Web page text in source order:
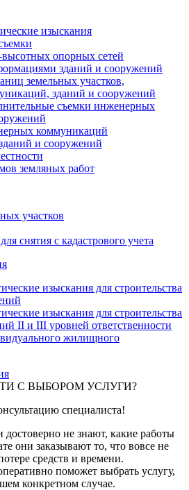
изыскания
опорных сетей
зданий и сооружений
земельных участков,
зданий и сооружений
съемки инженерных
коммуникаций
и сооружений
земляных работ
участков
снятия с кадастрового учета
изыскания для строительства
изыскания для строительства
II и III уровней ответственности
жилищного
С ВЫБОРОМ УСЛУГИ?
специалиста!
достоверно не знают, какие работы
они заказывают то, что вовсе не
средств и времени.
поможет выбрать услугу,
конкретном случае.